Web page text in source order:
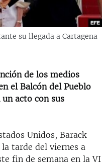
LATINA
su llegada a Cartagena
de los medios
el Balcón del Pueblo
acto con sus
Unidos, Barack
tarde del viernes a
fin de semana en la VI